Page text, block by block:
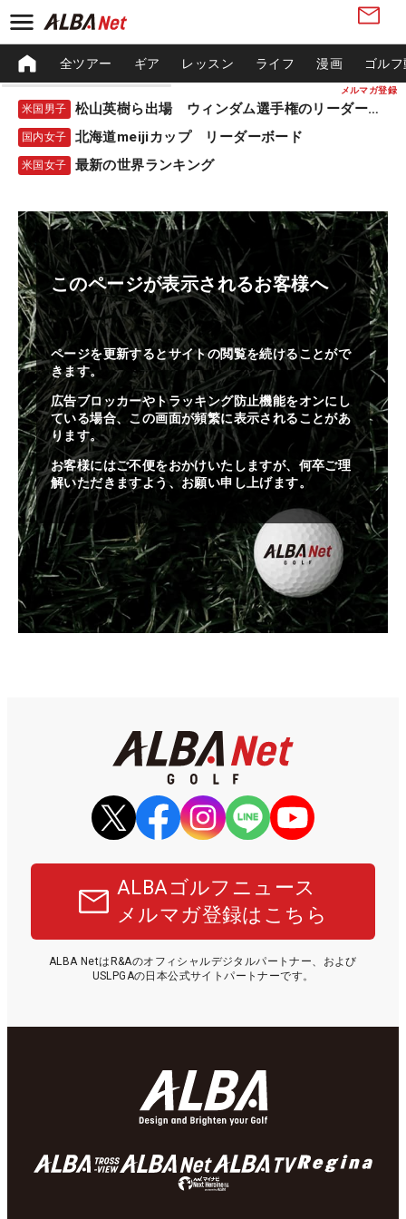
メルマガ登録
全ツアー ギア レッスン ライフ 漫画 ゴル
米国男子 松山英樹ら出場 ウィンダム選手権のリーダーボード
国内女子 北海道meijiカップ リーダーボード
米国女子 最新の世界ランキング
このページが表示されるお客様へ
ページを更新するとサイトの閲覧を続けることがで
きます。
広告ブロッカーやトラッキング防止機能をオンにし
ている場合、この画面が頻繁に表示されることがあ
ります。
お客様にはご不便をおかけいたしますが、何卒ご理
解いただきますよう、お願い申し上げます。
ALBAゴルフニュース
メルマガ登録はこちら
ALBA NetはR&Aのオフィシャルデジタルパートナー、および
USLPGAの日本公式サイトパートナーです。